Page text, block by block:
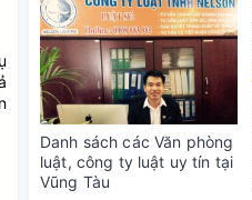
Danh sách các Văn phòng
luật, công ty luật uy tín tại
Vũng Tàu